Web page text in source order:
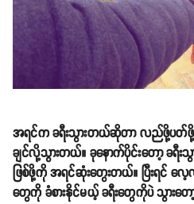
အရင်က ခရီးသွားတယ်ဆိုတာ လည်ဖို့ပတ်
ချင်လို့သွားတယ်။ ခုနောက်ပိုင်းတော့ ခရီ
ဖြစ်ဖို့ကို အရင်ဆုံးတွေးတယ်။ ပြီးရင် လ
တွေကို ခံစားနိုင်မယ့် ခရီးတွေကိုပဲ သွားတ